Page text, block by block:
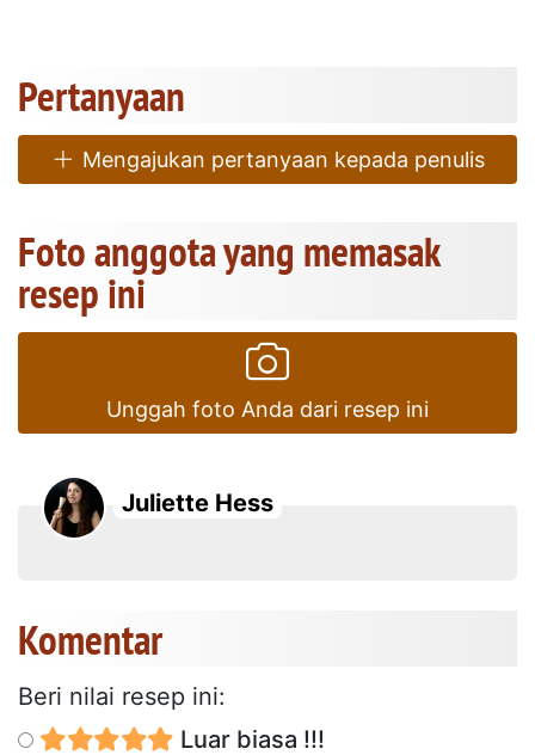
Pertanyaan
Mengajukan pertanyaan kepada penulis
Foto anggota yang memasak
resep ini
Unggah foto Anda dari resep ini
Juliette Hess
Komentar
Beri nilai resep ini:
Luar biasa !!!